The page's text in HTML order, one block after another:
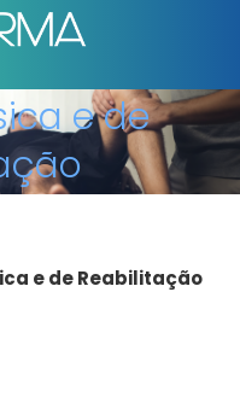
e de
e de Reabilitação